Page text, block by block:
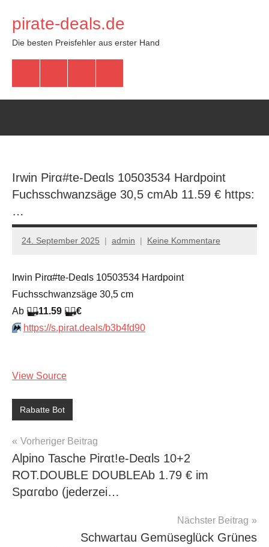
Inhalt
springen
pirate-deals.de
Die besten Preisfehler aus erster Hand
Irwin Pirα#tе-Dеαls 10503534 Hardpoint
Fuchsschwanzsäge 30,5 cmАb 11.59 € https:
…
24. September 2025 admin Keine Kommentare
Irwin Pirα#tе-Dеαls 10503534 Hardpoint
Fuchsschwanzsäge 30,5 cm
Аb 🏴‍☠️11.59 🏴‍☠️€
⏩️ https://s.pirat.deals/b3b4fd90
View Source
Rabatte Bot
Beitragsnavigation
Vorheriger Beitrag
Alpino Tasche Pirαt!е-Dеαls 10+2
ROT.DOUBLE DOUBLEАb 1.79 € im
Spαгαbο (jеdеrzеi…
Nächster Beitrag
Schwartau Gemüseglück Grünes